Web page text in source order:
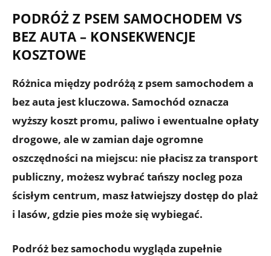
PODRÓŻ Z PSEM SAMOCHODEM VS
BEZ AUTA – KONSEKWENCJE
KOSZTOWE
Różnica między podróżą z psem samochodem a
bez auta jest kluczowa. Samochód oznacza
wyższy koszt promu, paliwo i ewentualne opłaty
drogowe, ale w zamian daje ogromne
oszczędności na miejscu: nie płacisz za transport
publiczny, możesz wybrać tańszy nocleg poza
ścisłym centrum, masz łatwiejszy dostęp do plaż
i lasów, gdzie pies może się wybiegać.
Podróż bez samochodu wygląda zupełnie